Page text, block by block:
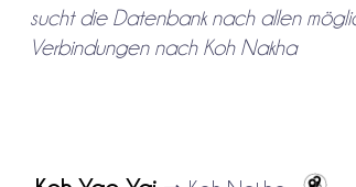
sucht die Datenbank nach allen
Verbindungen nach Koh Nakha